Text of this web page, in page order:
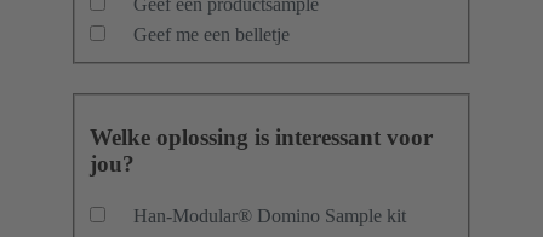
Geef een productsample
Geef me een belletje
Welke oplossing is interessant voor
jou?
Han-Modular® Domino Sample kit